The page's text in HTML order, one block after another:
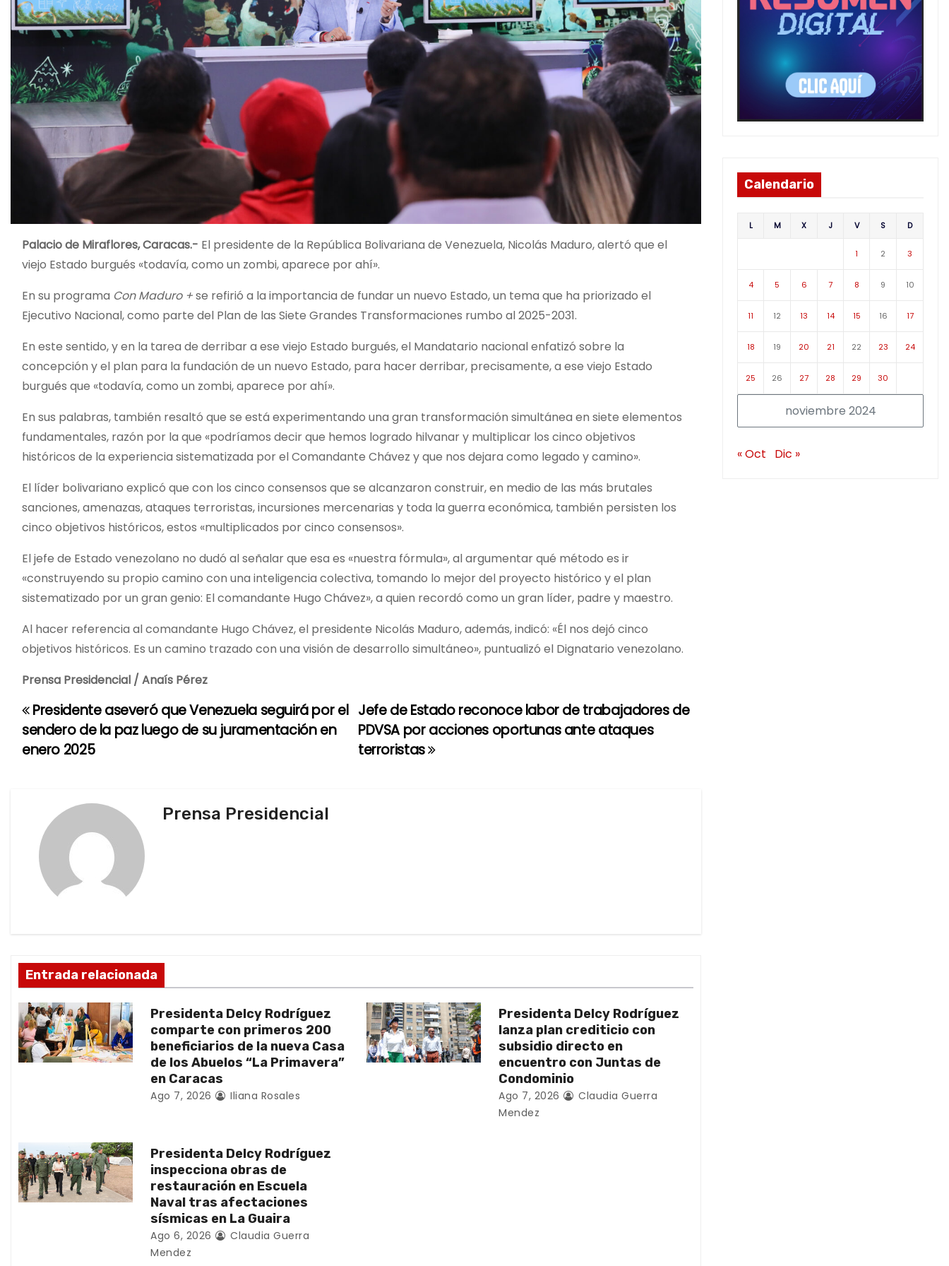
Palacio de Miraflores, Caracas.- El presidente de la República Bolivariana de Venezuela, Nicolás Maduro, alertó que el
viejo Estado burgués «todavía, como un zombi, aparece por ahí».
En su programa Con Maduro +se refirió a la importancia de fundar un nuevo Estado, un tema que ha priorizado el
Ejecutivo Nacional, como parte del Plan de las Siete Grandes Transformaciones rumbo al 2025-2031.
En este sentido, y en la tarea de derribar a ese viejo Estado burgués, el Mandatario nacional enfatizó sobre la
concepción y el plan para la fundación de un nuevo Estado, para hacer derribar, precisamente, a ese viejo Estado
burgués que «todavía, como un zombi, aparece por ahí».
En sus palabras, también resaltó que se está experimentando una gran transformación simultánea en siete elementos
fundamentales, razón por la que «podríamos decir que hemos logrado hilvanar y multiplicar los cinco objetivos
históricos de la experiencia sistematizada por el Comandante Chávez y que nos dejara como legado y camino».
El líder bolivariano explicó que con los cinco consensos que se alcanzaron construir, en medio de las más brutales
sanciones, amenazas, ataques terroristas, incursiones mercenarias y toda la guerra económica, también persisten los
cinco objetivos históricos, estos «multiplicados por cinco consensos».
El jefe de Estado venezolano no dudó al señalar que esa es «nuestra fórmula», al argumentar qué método es ir
«construyendo su propio camino con una inteligencia colectiva, tomando lo mejor del proyecto histórico y el plan
sistematizado por un gran genio: El comandante Hugo Chávez», a quien recordó como un gran líder, padre y maestro.
Al hacer referencia al comandante Hugo Chávez, el presidente Nicolás Maduro, además, indicó: «Él nos dejó cinco
objetivos históricos. Es un camino trazado con una visión de desarrollo simultáneo», puntualizó el Dignatario venezolano.
Prensa Presidencial / Anaís Pérez
N
a
n
d
e
e
r
a
Jefe de Estado reconoce labor de trabajadores de
PDVSA por acciones oportunas ante ataques
terroristas
Presidente aseveró que Venezuela seguirá por el
sendero de la paz luego de su juramentación en
enero 2025
Prensa Presidencial
Entrada relacionada
Presidenta Delcy Rodríguez
comparte con primeros 200
beneficiarios de la nueva Casa
de los Abuelos “La Primavera”
en Caracas
Ago 7, 2026 Iliana Rosales
Presidenta Delcy Rodríguez
lanza plan crediticio con
subsidio directo en
encuentro con Juntas de
Condominio
Ago 7, 2026
Claudia Guerra
Mendez
Presidenta Delcy Rodríguez
inspecciona obras de
restauración en Escuela
Naval tras afectaciones
sísmicas en La Guaira
Ago 6, 2026
Claudia Guerra
Mendez
Calendario
noviembre 2024
L M X J V S D
1 2 3
4 5 6 7 8 9 10
11 12 13 14 15 16 17
18 19 20 21 22 23 24
25 26 27 28 29 30
« Oct Dic »